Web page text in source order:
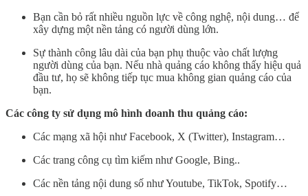
Bạn cần bỏ rất nhiều nguồn lực về công nghệ, nội dung… để
xây dựng một nền tảng có người dùng lớn.
Sự thành công lâu dài của bạn phụ thuộc vào chất lượng
người dùng của bạn. Nếu nhà quảng cáo không thấy hiệu quả
đầu tư, họ sẽ không tiếp tục mua không gian quảng cáo của
bạn.
Các công ty sử dụng mô hình doanh thu quảng cáo:
Các mạng xã hội như Facebook, X (Twitter), Instagram…
Các trang công cụ tìm kiếm như Google, Bing..
Các nền tảng nội dung số như Youtube, TikTok, Spotify…